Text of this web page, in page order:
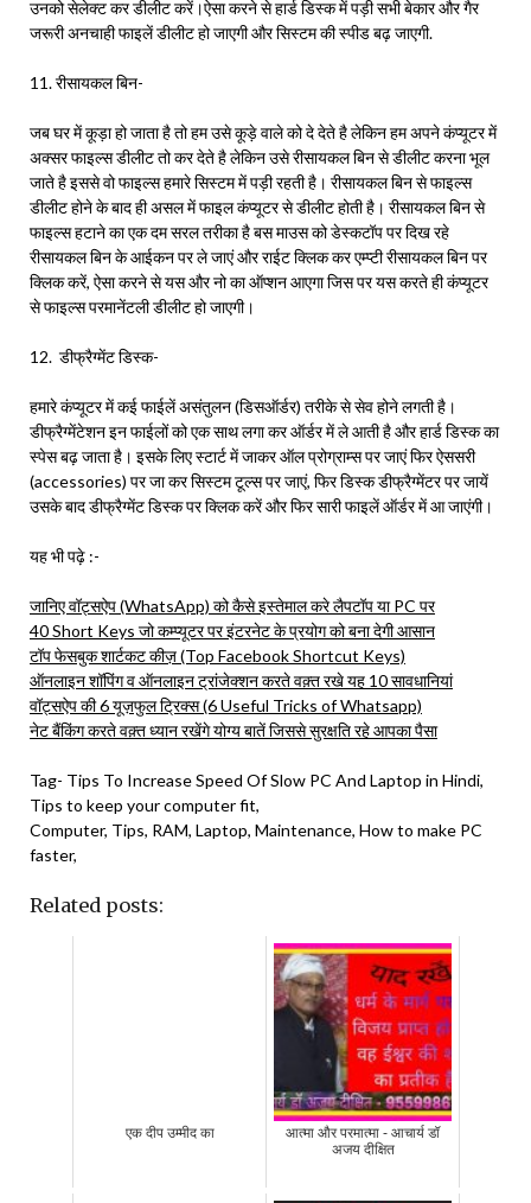
उनको सेलेक्ट कर डीलीट करें।ऐसा करने से हार्ड डिस्क में पड़ी सभी बेकार और गैर
जरूरी अनचाही फाइलें डीलीट हो जाएगी और सिस्टम की स्पीड बढ़ जाएगी.
11. रीसायकल बिन-
जब घर में कूड़ा हो जाता है तो हम उसे कूड़े वाले को दे देते है लेकिन हम अपने कंप्यूटर में
अक्सर फाइल्स डीलीट तो कर देते है लेकिन उसे रीसायकल बिन से डीलीट करना भूल
जाते है इससे वो फाइल्स हमारे सिस्टम में पड़ी रहती है। रीसायकल बिन से फाइल्स
डीलीट होने के बाद ही असल में फाइल कंप्यूटर से डीलीट होती है। रीसायकल बिन से
फाइल्स हटाने का एक दम सरल तरीका है बस माउस को डेस्कटॉप पर दिख रहे
रीसायकल बिन के आईकन पर ले जाएं और राईट क्लिक कर एम्प्टी रीसायकल बिन पर
क्लिक करें, ऐसा करने से यस और नो का ऑप्शन आएगा जिस पर यस करते ही कंप्यूटर
से फाइल्स परमानेंटली डीलीट हो जाएगी।
12. डीफ्रैग्मेंट डिस्क-
हमारे कंप्यूटर में कई फाईलें असंतुलन (डिसऑर्डर) तरीके से सेव होने लगती है।
डीफ्रैग्मेंटेशन इन फाईलों को एक साथ लगा कर ऑर्डर में ले आती है और हार्ड डिस्क का
स्पेस बढ़ जाता है। इसके लिए स्टार्ट में जाकर ऑल प्रोग्राम्स पर जाएं फिर ऐससरी
(accessories) पर जा कर सिस्टम टूल्स पर जाएं, फिर डिस्क डीफ्रैग्मेंटर पर जायें
उसके बाद डीफ्रैग्मेंट डिस्क पर क्लिक करें और फिर सारी फाइलें ऑर्डर में आ जाएंगी।
यह भी पढ़े :-
जानिए वॉट्सऐप (WhatsApp) को कैसे इस्तेमाल करे लैपटॉप या PC पर
40 Short Keys जो कम्प्यूटर पर इंटरनेट के प्रयोग को बना देगी आसान
टॉप फेसबुक शार्टकट कीज़ (Top Facebook Shortcut Keys)
ऑनलाइन शॉपिंग व ऑनलाइन ट्रांजेक्शन करते वक़्त रखे यह 10 सावधानियां
वॉट्सऐप की 6 यूज़फुल ट्रिक्स (6 Useful Tricks of Whatsapp)
नेट बैंकिंग करते वक़्त ध्यान रखेंगे योग्य बातें जिससे सुरक्षति रहे आपका पैसा
Tag- Tips To Increase Speed Of Slow PC And Laptop in Hindi,
Tips to keep your computer fit,
Computer, Tips, RAM, Laptop, Maintenance, How to make PC
faster,
Related posts:
एक दीप उम्मीद का
आत्मा और परमात्मा - आचार्य डॉ
अजय दीक्षित